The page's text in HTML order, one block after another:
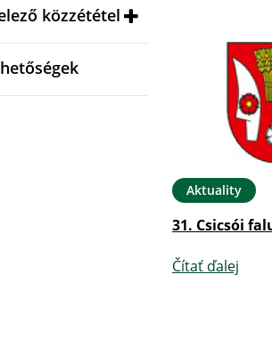
közzététel
Aktuality
31. Csicsói
Čítať ďalej